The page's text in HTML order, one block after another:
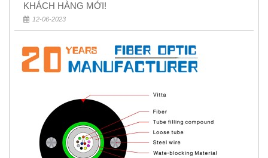
KHÁCH HÀNG MỚI!
12-06-2023